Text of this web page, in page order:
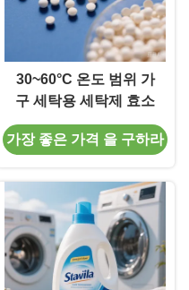
30~60°C 온도 범위 가
구 세탁용 세탁제 효소
가장 좋은 가격 을 구하라